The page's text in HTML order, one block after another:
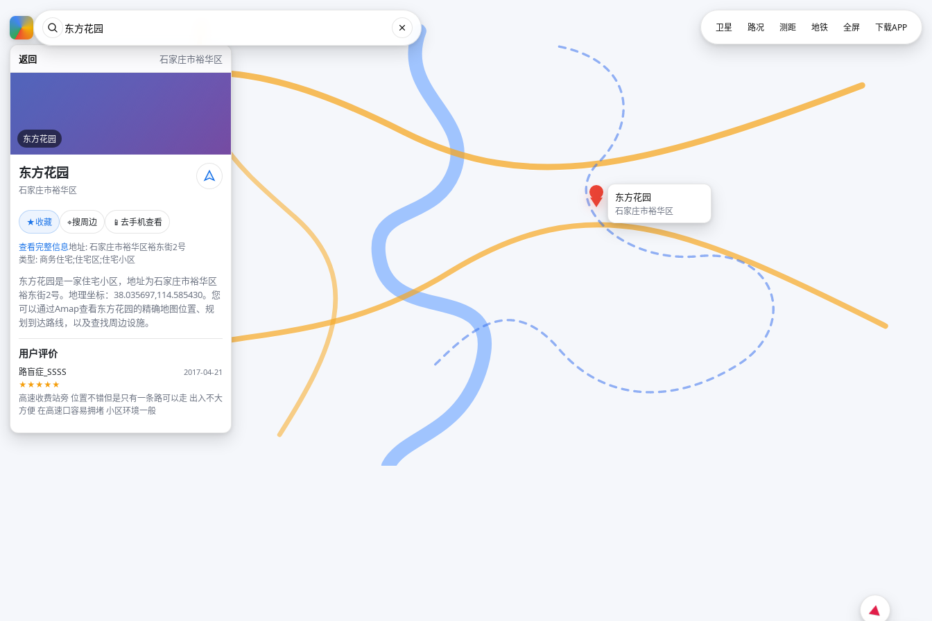
返回 石家庄市裕华区
东方花园
东方花园
石家庄市裕华区
★收藏 ⌖搜周边 📱 去手机查看
查看完整信息地址: 石家庄市裕华区裕东街2号
类型: 商务住宅;住宅区;住宅小区
东方花园是一家住宅小区，地址为石家庄市裕华区
裕东街2号。地理坐标：38.035697,114.585430。您
可以通过Amap查看东方花园的精确地图位置、规
划到达路线，以及查找周边设施。
用户评价
路盲症_SSSS
2017-04-21
★★★★★
高速收费站旁 位置不错但是只有一条路可以走 出入不大
方便 在高速口容易拥堵 小区环境一般
东方花园
石家庄市裕华区
卫星 路况 测距 地铁 全屏 下载APP